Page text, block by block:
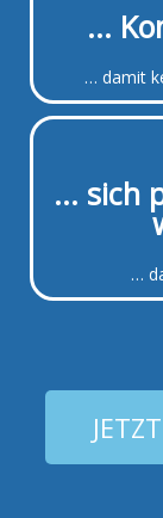
...
… damit
... sich
…